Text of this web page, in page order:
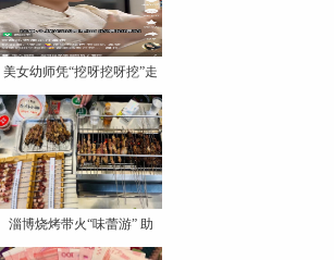
美女幼师凭“挖呀挖呀挖”走
淄博烧烤带火“味蕾游” 助